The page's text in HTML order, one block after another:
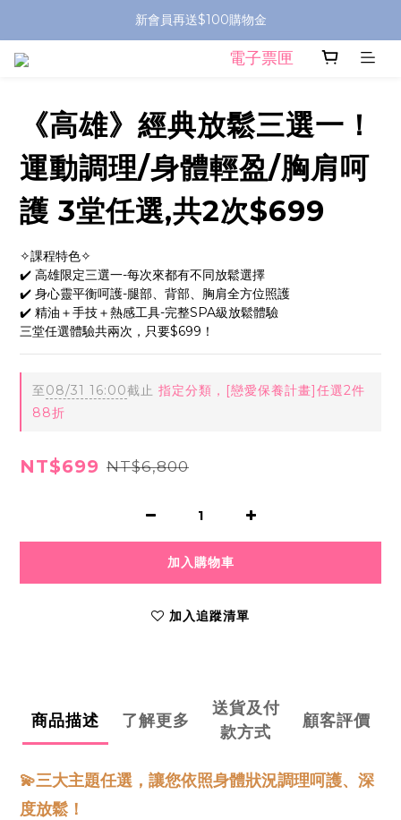
新會員再送$100購物金
電子票匣
《高雄》經典放鬆三選一！
運動調理/身體輕盈/胸肩呵
護 3堂任選,共2次$699
✧課程特色✧
✔️ 高雄限定三選一-每次來都有不同放鬆選擇
✔️ 身心靈平衡呵護-腿部、背部、胸肩全方位照護
✔️ 精油＋手技＋熱感工具-完整SPA級放鬆體驗
三堂任選體驗共兩次，只要$699！
至08/31 16:00截止 指定分類，[戀愛保養計畫]任選2件
88折
NT$699 NT$6,800
加入購物車
加入追蹤清單
商品描述 了解更多
送貨及付
款方式
顧客評價
💫三大主題任選，讓您依照身體狀況調理呵護、深
度放鬆！